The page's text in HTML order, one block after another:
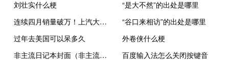
刘壮实什么梗
“是大不然”的出处是哪里
连续四月销量破万！上汽大众新能源10月销量超过1.6万台
“谷口来相访”的出处是哪里
过年去美国可以呆多久
外卷侠什么梗
非主流日记本封面（非主流日记）
百度输入法怎么关闭按键音